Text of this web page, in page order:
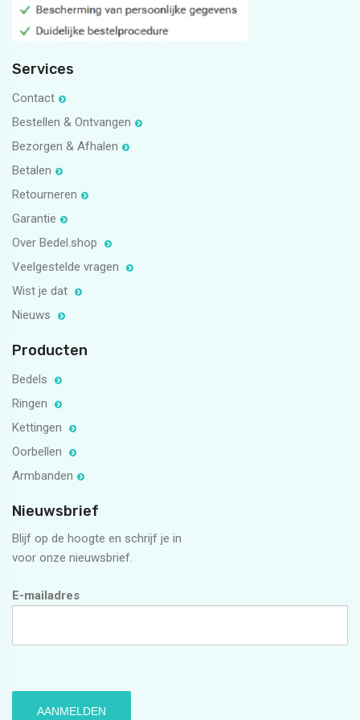
Services
Contact
Bestellen & Ontvangen
Bezorgen & Afhalen
Betalen
Retourneren
Garantie
Over Bedel.shop
Veelgestelde vragen
Wist je dat
Nieuws
Producten
Bedels
Ringen
Kettingen
Oorbellen
Armbanden
Nieuwsbrief
Blijf op de hoogte en schrijf je in
voor onze nieuwsbrief.
E-mailadres